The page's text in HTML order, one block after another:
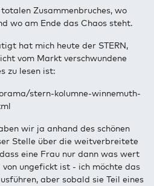
Zusammenbruches, wo
wo am Ende das Chaos steht.
hat mich heute der STERN,
vom Markt verschwundene
zu lesen ist:
stern-kolumne-winnemuth-
wir ja anhand des schönen
Stelle über die weitverbreitete
eine Frau nur dann was wert
ungefickt ist - ich möchte das
aber sobald sie Teil eines